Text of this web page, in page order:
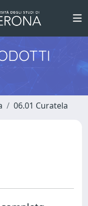
06.01 Curatela